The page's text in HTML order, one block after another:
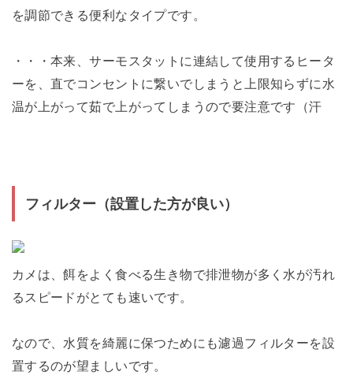
を調節できる便利なタイプです。
・・・本来、サーモスタットに連結して使用するヒータ
ーを、直でコンセントに繋いでしまうと上限知らずに水
温が上がって茹で上がってしまうので要注意です（汗
フィルター（設置した方が良い）
カメは、餌をよく食べる生き物で排泄物が多く水が汚れ
るスピードがとても速いです。
なので、水質を綺麗に保つためにも濾過フィルターを設
置するのが望ましいです。